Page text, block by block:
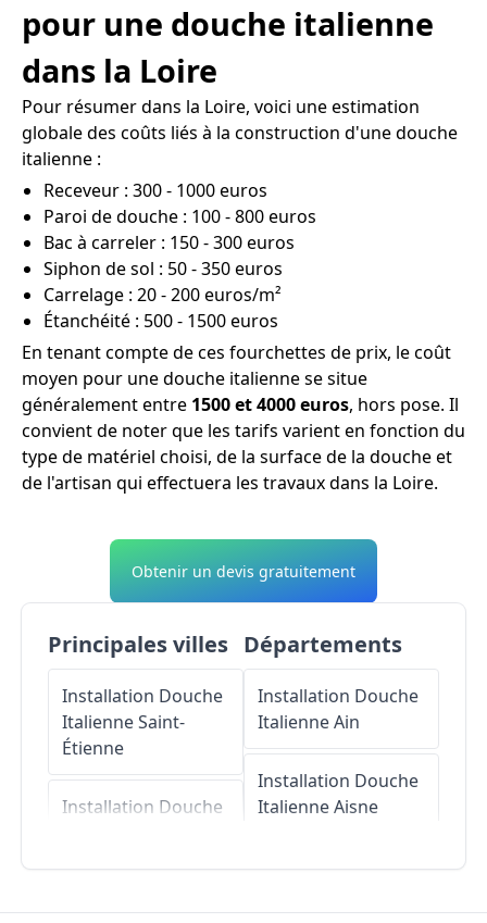
pour une douche italienne
dans la Loire
Pour résumer dans la Loire, voici une estimation
globale des coûts liés à la construction d'une douche
italienne :
Receveur : 300 - 1000 euros
Paroi de douche : 100 - 800 euros
Bac à carreler : 150 - 300 euros
Siphon de sol : 50 - 350 euros
Carrelage : 20 - 200 euros/m²
Étanchéité : 500 - 1500 euros
En tenant compte de ces fourchettes de prix, le coût
moyen pour une douche italienne se situe
généralement entre 1500 et 4000 euros, hors pose. Il
convient de noter que les tarifs varient en fonction du
type de matériel choisi, de la surface de la douche et
de l'artisan qui effectuera les travaux dans la Loire.
Obtenir un devis gratuitement
Principales villes
Installation Douche
ItalienneSaint-
Étienne
Installation Douche
ItalienneSaint-
Départements
Installation Douche
ItalienneAin
Installation Douche
ItalienneAisne
Installation Douche